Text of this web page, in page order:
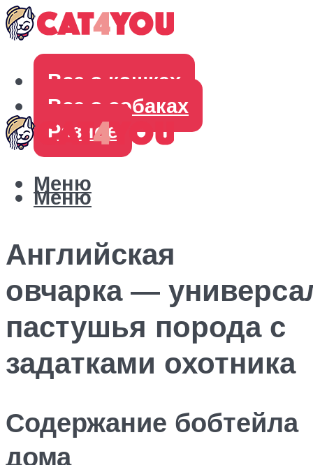
Все о кошках
Все о собаках
Разное
Меню
Меню
Английская
овчарка —
пастушья порода с
задатками охотника
Содержание бобтейла
дома